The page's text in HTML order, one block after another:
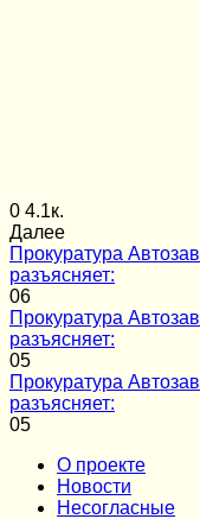
0 4.1к.
Далее
Прокуратура
разъясняет:
06
Прокуратура
разъясняет:
05
Прокуратура
разъясняет:
05
О проекте
Новости
Несогласные